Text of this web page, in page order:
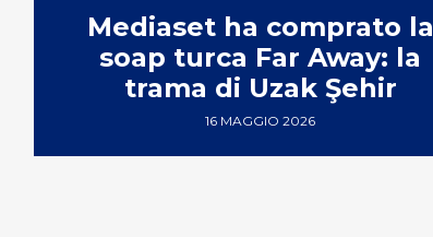
Mediaset ha comprato la
soap turca Far Away: la
trama di Uzak Şehir
16 MAGGIO 2026